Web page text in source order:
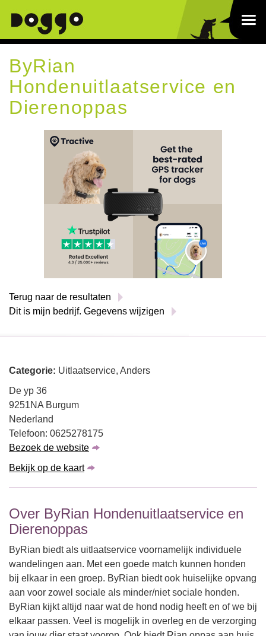
ByRian
Hondenuitlaatservice en
Dierenoppas
Terug naar de resultaten
Dit is mijn bedrijf. Gegevens wijzigen
Categorie: Uitlaatservice, Anders
De yp 36
9251NA Burgum
Nederland
Telefoon: 0625278175
Bezoek de website
Bekijk op de kaart
Over ByRian Hondenuitlaatservice en
Dierenoppas
ByRian biedt als uitlaatservice voornamelijk individuele
wandelingen aan. Met een goede match kunnen honden
bij elkaar in een groep. ByRian biedt ook huiselijke opvang
aan voor zowel sociale als minder/niet sociale honden.
ByRian kijkt altijd naar wat de hond nodig heeft en of we bij
elkaar passen. Veel is mogelijk in overleg en de verzorging